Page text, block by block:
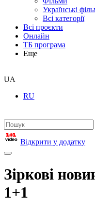
Українські
Всі категорії
Всі проєкти
Онлайн
ТБ програма
Еще
UA
RU
Відкрити у додатку
Зіркові
1+1